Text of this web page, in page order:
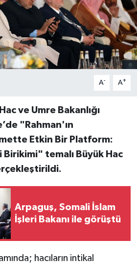
A- A+
ve Umre Bakanlığı
"Rahman'ın
Etkin Bir Platform:
Birikimi" temalı Büyük Hac
Arpaguş, Somali İslam
İşleri Bakanı ile görüştü
hacıların intikal